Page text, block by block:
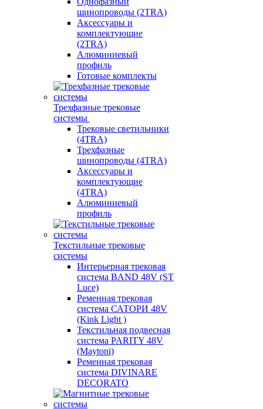
шинопроводы (2TRA)
Аксессуары и
комплектующие
(2TRA)
Алюминиевый
профиль
Готовые комплекты
Трехфазные трековые
системы
Трековые светильники
(4TRA)
Трехфазные
шинопроводы (4TRA)
Аксессуары и
комплектующие
(4TRA)
Алюминиевый
профиль
Текстильные трековые
системы
Интерьерная трековая
система BAND 48V (ST
Luce)
Ременная трековая
система САТОРИ 48V
(Kink Light )
Текстильная подвесная
система PARITY 48V
(Maytoni)
Ременная трековая
система DIVINARE
DECORATO